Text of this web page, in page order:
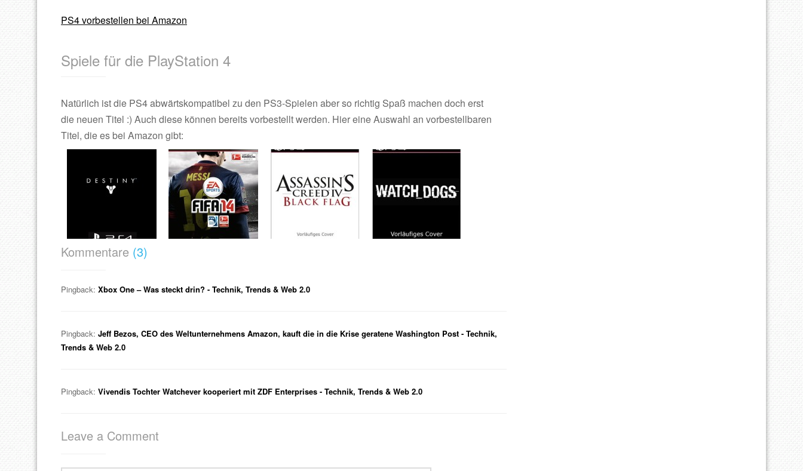
PS4 vorbestellen bei Amazon
Spiele für die PlayStation 4
Natürlich ist die PS4 abwärtskompatibel zu den PS3-Spielen aber so richtig Spaß machen doch erst
die neuen Titel :) Auch diese können bereits vorbestellt werden. Hier eine Auswahl an vorbestellbaren
Titel, die es bei Amazon gibt:
Kommentare (3)
Pingback: Xbox One – Was steckt drin? - Technik, Trends & Web 2.0
Pingback: Jeff Bezos, CEO des Weltunternehmens Amazon, kauft die in die Krise geratene Washington Post - Technik,
Trends & Web 2.0
Pingback: Vivendis Tochter Watchever kooperiert mit ZDF Enterprises - Technik, Trends & Web 2.0
Leave a Comment